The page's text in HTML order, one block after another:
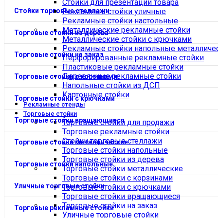
Стойки для презентации товара
Рекламные стойки уличные
Рекламные стойки настольные
Металлические рекламные стойки
Металлические стойки с крючками
Рекламные стойки напольные
Перфорированные рекламные стойки
Пластиковые рекламные стойки
Деревянные рекламные стойки
Напольные стойки из ДСП
Картонные стойки
Рекламные стенды
Торговые стойки
Торговые стойки для продажи
Торговые рекламные стойки
Стойки торговые стеллажи
Торговые стойки напольные
Торговые стойки из дерева
Торговые стойки металлические
Торговые стойки с корзинами
Торговые стойки с крючками
Торговые стойки вращающиеся
Торговые стойки на заказ
Уличные торговые стойки
Стойки торговые стеллажи
Торговые стойки из дерева
Торговые стойки на заказ
Торговые стойки с корзинами
Торговые стойки с крючками
Торговые стойки вращающиеся
Торговые стойки металлические
Торговые стойки напольные
Уличные торговые стойки
Торговые рекламные стойки